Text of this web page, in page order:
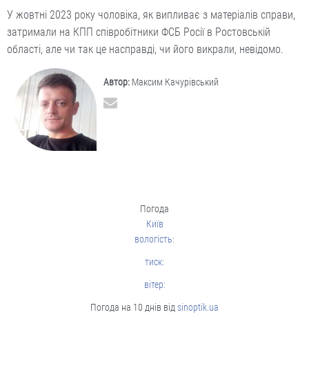
У жовтні 2023 року чоловіка, як випливає з матеріалів справи,
затримали на КПП співробітники ФСБ Росії в Ростовській
області, але чи так це насправді, чи його викрали, невідомо.
Автор: Максим Качурівський
Погода
Київ
вологість:
тиск:
вітер:
Погода на 10 днів від sinoptik.ua